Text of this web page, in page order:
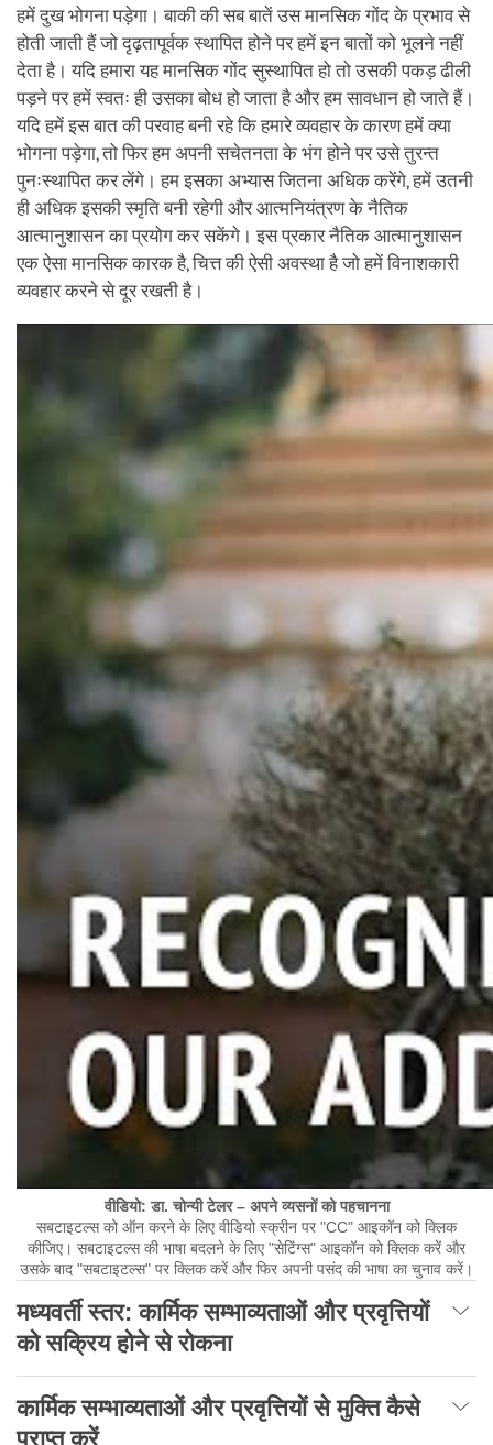
हमें दुख भोगना पड़ेगा। बाकी की सब बातें उस मानसिक गोंद के प्रभाव से
होती जाती हैं जो दृढ़तापूर्वक स्थापित होने पर हमें इन बातों को भूलने नहीं
देता है। यदि हमारा यह मानसिक गोंद सुस्थापित हो तो उसकी पकड़ ढीली
पड़ने पर हमें स्वतः ही उसका बोध हो जाता है और हम सावधान हो जाते हैं।
यदि हमें इस बात की परवाह बनी रहे कि हमारे व्यवहार के कारण हमें क्या
भोगना पड़ेगा, तो फिर हम अपनी सचेतनता के भंग होने पर उसे तुरन्त
पुनःस्थापित कर लेंगे। हम इसका अभ्यास जितना अधिक करेंगे, हमें उतनी
ही अधिक इसकी स्मृति बनी रहेगी और आत्मनियंत्रण के नैतिक
आत्मानुशासन का प्रयोग कर सकेंगे। इस प्रकार नैतिक आत्मानुशासन
एक ऐसा मानसिक कारक है, चित्त की ऐसी अवस्था है जो हमें विनाशकारी
व्यवहार करने से दूर रखती है।
वीडियो: डा. चोन्यी टेलर – अपने व्यसनों को पहचानना
सबटाइटल्स को ऑन करने के लिए वीडियो स्क्रीन पर "CC" आइकॉन को क्लिक
कीजिए। सबटाइटल्स की भाषा बदलने के लिए "सेटिंग्स" आइकॉन को क्लिक करें और
उसके बाद "सबटाइटल्स" पर क्लिक करें और फिर अपनी पसंद की भाषा का चुनाव करें।
मध्यवर्ती स्तर: कार्मिक सम्भाव्यताओं और प्रवृत्तियों
को सक्रिय होने से रोकना
कार्मिक सम्भाव्यताओं और प्रवृत्तियों से मुक्ति कैसे
प्राप्त करें